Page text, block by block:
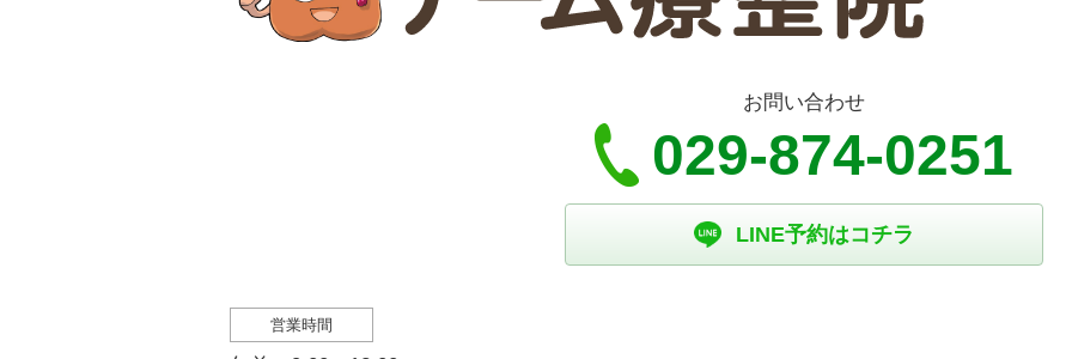
お問い合わせ
029-874-0251
LINE予約はコチラ
営業時間